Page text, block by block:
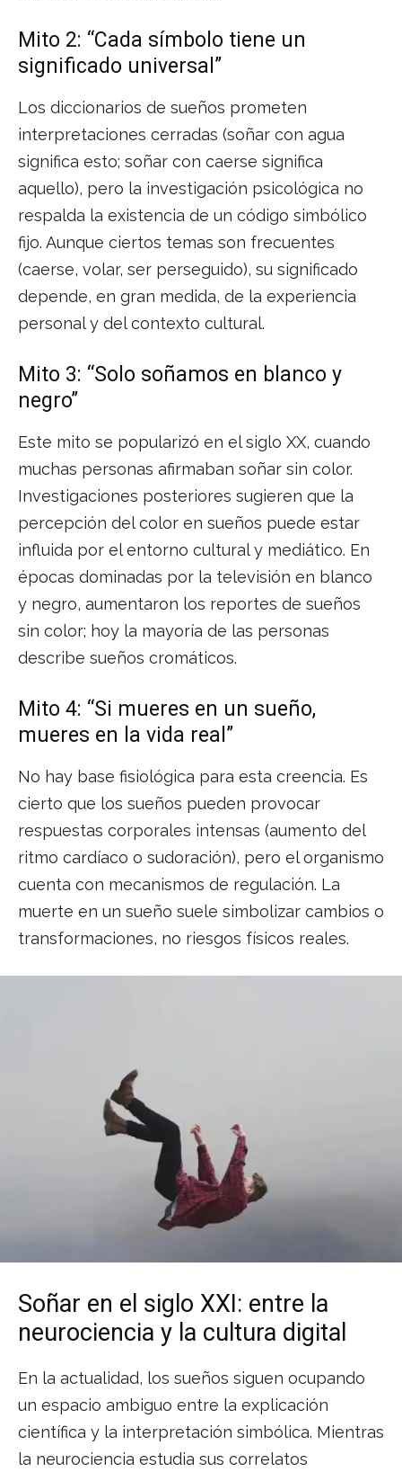
Mito 2: “Cada símbolo tiene un
significado universal”
Los diccionarios de sueños prometen
interpretaciones cerradas (soñar con agua
significa esto; soñar con caerse significa
aquello), pero la investigación psicológica no
respalda la existencia de un código simbólico
fijo. Aunque ciertos temas son frecuentes
(caerse, volar, ser perseguido), su significado
depende, en gran medida, de la experiencia
personal y del contexto cultural.
Mito 3: “Solo soñamos en blanco y
negro”
Este mito se popularizó en el siglo XX, cuando
muchas personas afirmaban soñar sin color.
Investigaciones posteriores sugieren que la
percepción del color en sueños puede estar
influida por el entorno cultural y mediático. En
épocas dominadas por la televisión en blanco
y negro, aumentaron los reportes de sueños
sin color; hoy la mayoría de las personas
describe sueños cromáticos.
Mito 4: “Si mueres en un sueño,
mueres en la vida real”
No hay base fisiológica para esta creencia. Es
cierto que los sueños pueden provocar
respuestas corporales intensas (aumento del
ritmo cardíaco o sudoración), pero el organismo
cuenta con mecanismos de regulación. La
muerte en un sueño suele simbolizar cambios o
transformaciones, no riesgos físicos reales.
Soñar en el siglo XXI: entre la
neurociencia y la cultura digital
En la actualidad, los sueños siguen ocupando
un espacio ambiguo entre la explicación
científica y la interpretación simbólica. Mientras
la neurociencia estudia sus correlatos